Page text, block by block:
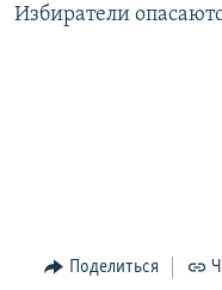
Избиратели
Поделиться